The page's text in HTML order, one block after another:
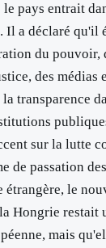
pays entrait
Il a déclaré qu'il
du pouvoir,
des médias
transparence
sur la lutte
de passation
le
Hongrie restait
mais